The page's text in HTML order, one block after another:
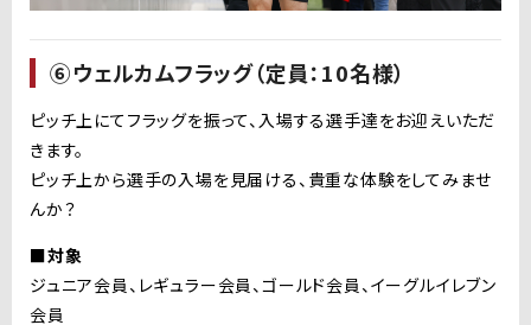
⑥ウェルカムフラッグ（定員：10名様）
ピッチ上にてフラッグを振って、入場する選手達をお迎えいただ
きます。
ピッチ上から選手の入場を見届ける、貴重な体験をしてみませ
んか？
■対象
ジュニア会員、レギュラー会員、ゴールド会員、イーグルイレブン
会員